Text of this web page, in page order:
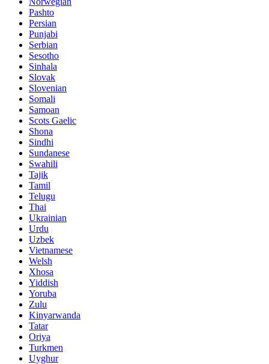
Pashto
Persian
Punjabi
Serbian
Sesotho
Sinhala
Slovak
Slovenian
Somali
Samoan
Scots Gaelic
Shona
Sindhi
Sundanese
Swahili
Tajik
Tamil
Telugu
Thai
Ukrainian
Urdu
Uzbek
Vietnamese
Welsh
Xhosa
Yiddish
Yoruba
Zulu
Kinyarwanda
Tatar
Oriya
Turkmen
Uyghur